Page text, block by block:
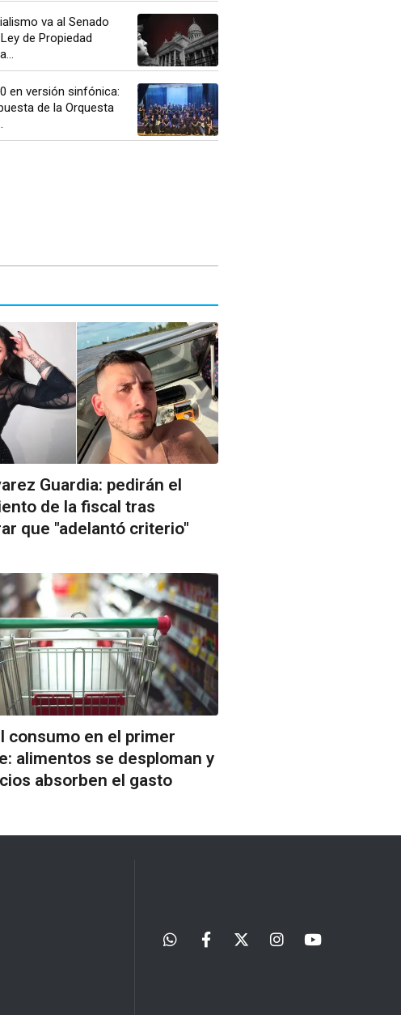
va al Senado
de Propiedad
en versión sinfónica:
de la Orquesta
Guardia: pedirán el
de la fiscal tras
que "adelantó criterio"
consumo en el primer
alimentos se desploman y
absorben el gasto